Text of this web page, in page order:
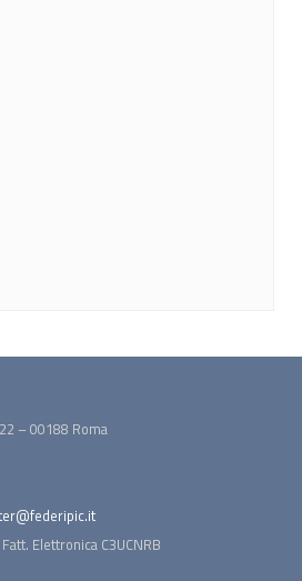
– 00188 Roma
Elettronica C3UCNRB